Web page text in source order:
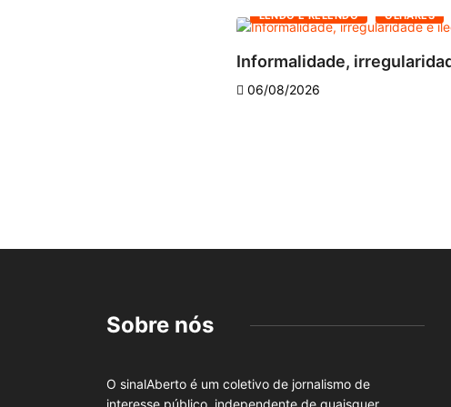
LENDO E RELENDO OLHARES
Informalidade,
06/08/2026
Sobre nós
O sinalAberto é um coletivo de jornalismo de